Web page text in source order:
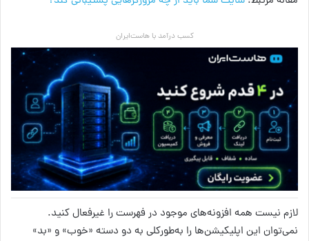
کسب درآمد با هاست‌ایران
لازم نیست همه افزونه‌های موجود در فهرست را غیرفعال کنید.
نمی‌توان این اپلیکیشن‌ها را به‌طورکلی به دو دسته «خوب» و «بد»